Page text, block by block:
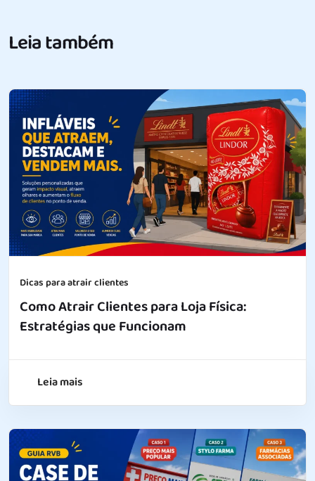
Leia também
Dicas para atrair clientes
Como Atrair Clientes para Loja Física:
Estratégias que Funcionam
Leia mais